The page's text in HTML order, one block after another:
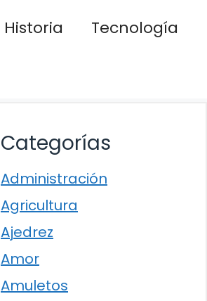
Historia
Tecnología
Categorías
Administración
Agricultura
Ajedrez
Amor
Amuletos